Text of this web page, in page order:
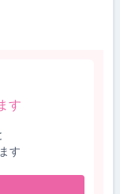
す
す